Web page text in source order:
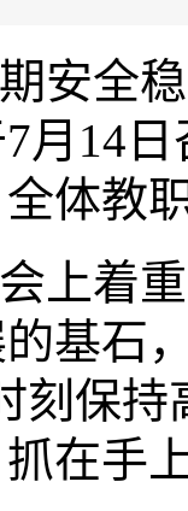
安全
月14
体教
上着
基石
刻保
在手